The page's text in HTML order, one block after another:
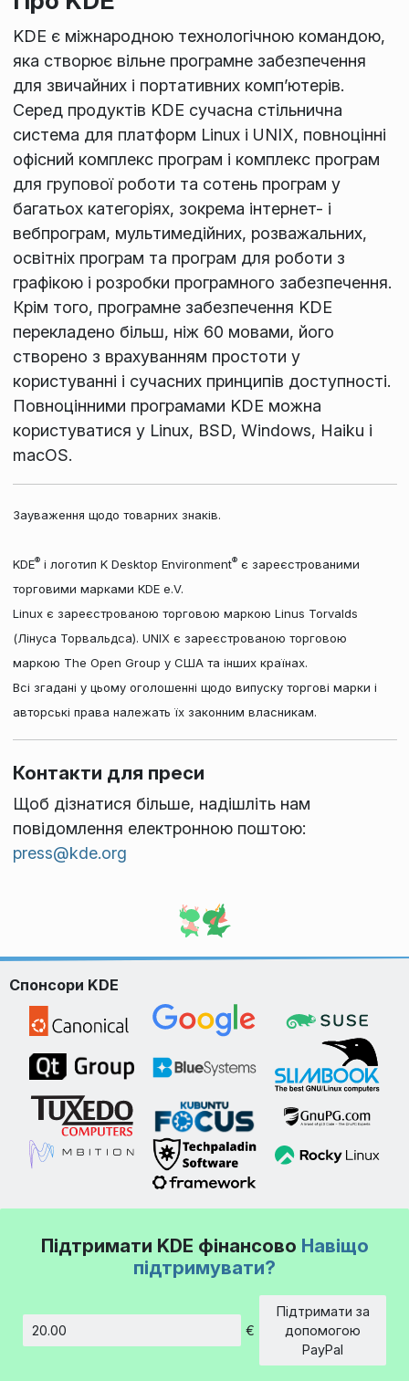
KDE є міжнародною технологічною командою,
яка створює вільне програмне забезпечення
для звичайних і портативних комп’ютерів.
Серед продуктів KDE сучасна стільнична
система для платформ Linux і UNIX, повноцінні
офісний комплекс програм і комплекс програм
для групової роботи та сотень програм у
багатьох категоріях, зокрема інтернет- і
вебпрограм, мультимедійних, розважальних,
освітніх програм та програм для роботи з
графікою і розробки програмного забезпечення.
Крім того, програмне забезпечення KDE
перекладено більш, ніж 60 мовами, його
створено з врахуванням простоти у
користуванні і сучасних принципів доступності.
Повноцінними програмами KDE можна
користуватися у Linux, BSD, Windows, Haiku і
macOS.
Зауваження щодо товарних знаків.
KDE®і логотип K Desktop Environment®є зареєстрованими
торговими марками KDE e.V.
Linux є зареєстрованою торговою маркою Linus Torvalds
(Лінуса Торвальдса). UNIX є зареєстрованою торговою
маркою The Open Group у США та інших країнах.
Всі згадані у цьому оголошенні щодо випуску торгові марки і
авторські права належать їх законним власникам.
Контакти для преси
Щоб дізнатися більше, надішліть нам
повідомлення електронною поштою:
press@kde.org
Спонсори KDE
Підтримати KDE фінансово Навіщо
підтримувати?
€
Підтримати за
допомогою
PayPal